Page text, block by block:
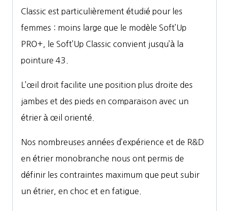
Classic est particulièrement étudié pour les
femmes : moins large que le modèle Soft’Up
PRO+, le Soft’Up Classic convient jusqu’à la
pointure 43.
L’œil droit facilite une position plus droite des
jambes et des pieds en comparaison avec un
étrier à œil orienté.
Nos nombreuses années d’expérience et de R&D
en étrier monobranche nous ont permis de
définir les contraintes maximum que peut subir
un étrier, en choc et en fatigue.